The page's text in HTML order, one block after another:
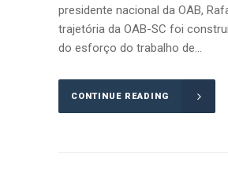
presidente nacional da OAB,
trajetória da OAB-SC foi
do esforço do trabalho de...
CONTINUE READING